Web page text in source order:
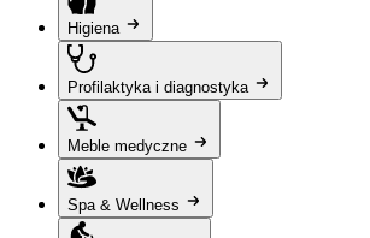
Higiena
Profilaktyka i diagnostyka
Meble medyczne
Spa & Wellness